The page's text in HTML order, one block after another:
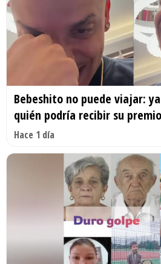
Bebeshito no puede viajar:
quién podría recibir su
Hace 1 día